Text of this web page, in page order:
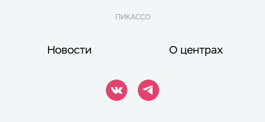
ПИКАССО
Новости О центрах